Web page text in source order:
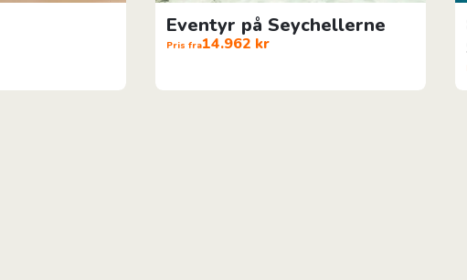
Eventyr på Seychellerne
Pris fra14.962 kr